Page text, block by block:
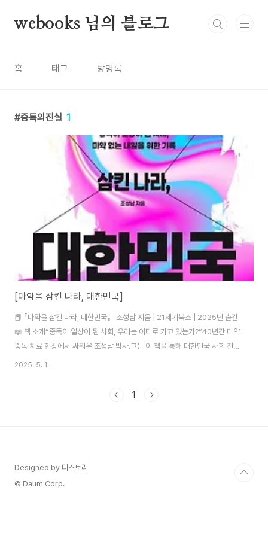
webooks 님의 블로그
홈 태그 방명록
중독의진실 1
[마약을 삼킨 나라, 대한민국]
📕 『마약을 삼킨 나라, 대한민국』– 조성남 지음 | 21세기북스 | 2025년 출간
📖 책 소개“중독이 일상이 된 사회, 우리는 어디로 가고 있는가?”40년간 마약
중독 치료 현장에서 싸워온 조성남 박사.그는 이 책을 통해 대한민국 사회 전반
에 스며든 마약 문제를 진단합니다.더 이상 연예인이나 특수계층의 문제가 아
선택을 해야 할까요?📚 주요 내용 요약1. “대한민국은 지금 마약에 중독되고
2025. 5. 1.
1
Designed by 티스토리
© Daum Corp.